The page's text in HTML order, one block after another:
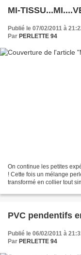
MI-
Publié le 07/02/2011 à
Par PERLETTE 94
On continue les petites
! Cette fois un mélange
transformé en collier tout
PVC pendentifs
Publié le 06/02/2011 à
Par PERLETTE 94